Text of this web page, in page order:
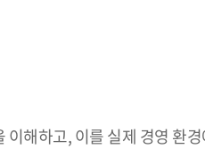
해하고, 이를 실제 경영 환